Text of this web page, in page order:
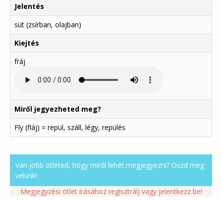
Jelentés
süt (zsírban, olajban)
Kiejtés
fráj
Miről jegyezheted meg?
Fly (fláj) = repül, száll, légy, repülés
Van jobb ötleted, hogy miről lehet megjegyezni? Oszd meg
velünk!
Megjegyzési ötlet írásához regisztrálj vagy jelentkezz be!